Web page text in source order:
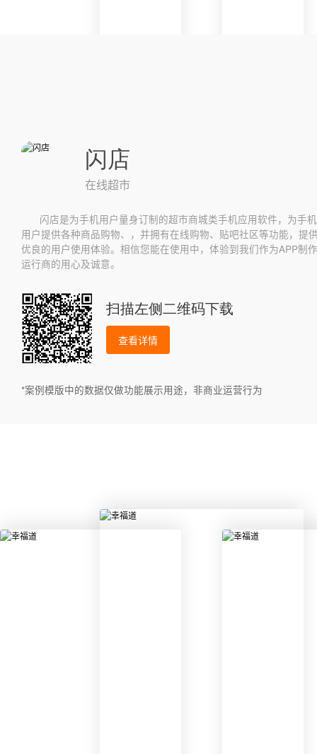
闪店
在线超市
闪店是为手机用户量身订制的超市商城类手机应用软件，为手机
用户提供各种商品购物、，并拥有在线购物、贴吧社区等功能，提
优良的用户使用体验。相信您能在使用中，体验到我们作为APP制作
运行商的用心及诚意。
扫描左侧二维码下载
查看详情
*案例模版中的数据仅做功能展示用途，非商业运营行为